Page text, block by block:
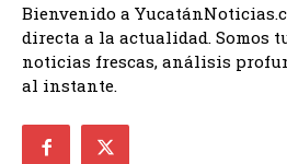
Bienvenido a
directa a la actualidad. Somos
noticias frescas, análisis
al instante.